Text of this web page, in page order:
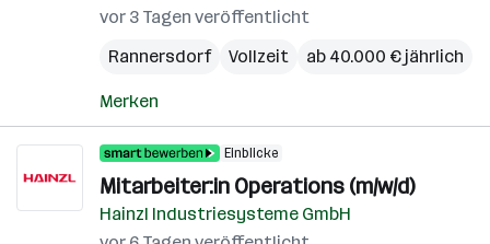
vor 3 Tagen veröffentlicht
Rannersdorf
Vollzeit ab 40.000 € jährlich
Merken
Einblicke
Mitarbeiter:in Operations (m/w/d)
Hainzl Industriesysteme GmbH